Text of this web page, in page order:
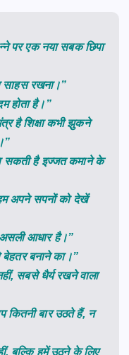
पर एक नया सबक छिपा
साहस रखना।”
होता है।”
है शिक्षा कभी झुकने
सकती है इज्जत कमाने के
अपने सपनों को देखें
असली आधार है।”
बेहतर बनाने का।”
सबसे धैर्य रखने वाला
बार उठते हैं, न
बल्कि हमें उठने के लिए